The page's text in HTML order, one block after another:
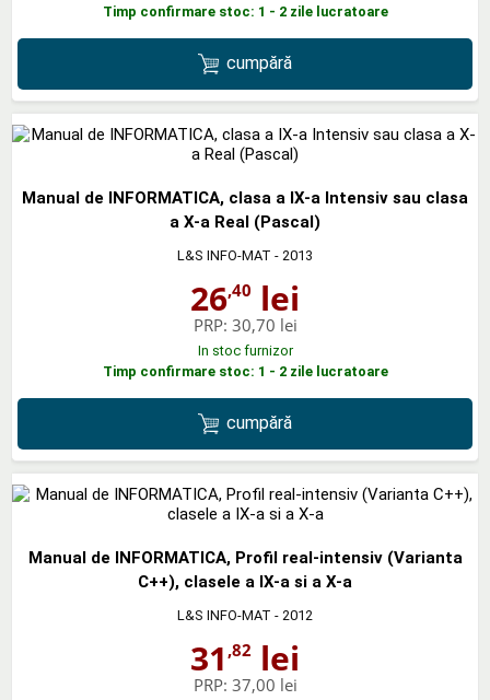
Timp confirmare stoc: 1 - 2 zile lucratoare
cumpără
Manual de INFORMATICA, clasa a IX-a Intensiv sau clasa
a X-a Real (Pascal)
L&S INFO-MAT - 2013
26,40 lei
PRP: 30,70 lei
In stoc furnizor
Timp confirmare stoc: 1 - 2 zile lucratoare
cumpără
Manual de INFORMATICA, Profil real-intensiv (Varianta
C++), clasele a IX-a si a X-a
L&S INFO-MAT - 2012
31 ,82 lei
PRP: 37,00 lei